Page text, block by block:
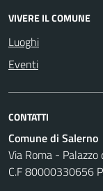
VIVERE IL COMUNE
Luoghi
Eventi
CONTATTI
Comune di Salerno
Via Roma -
C.F 80000330656